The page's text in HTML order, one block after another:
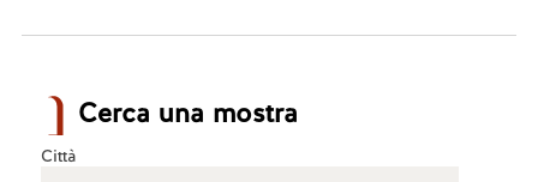
Cerca una mostra
Città